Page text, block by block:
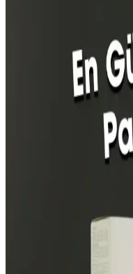
Avon'un V for Victory
notalarıyla ferah ve kalıcı
sağlayan bu hafif parfüm,
Calvin Klein
Tresor Parfüm
Calvin Klein Contradiction
parfümlerinin özellikleri,
karşılaştırılarak, seçim
Artıran Kokuların
notalar ve kullanım
güveni pekiştiren bu